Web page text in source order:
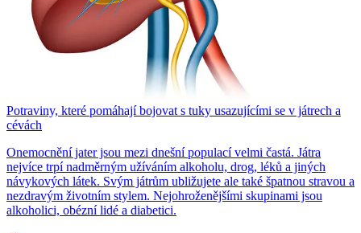
Potraviny, které pomáhají bojovat s tuky usazujícími se v játrech a
cévách
Onemocnění jater jsou mezi dnešní populací velmi častá. Játra
nejvíce trpí nadměrným užíváním alkoholu, drog, léků a jiných
návykových látek. Svým játrům ubližujete ale také špatnou stravou a
nezdravým životním stylem. Nejohroženějšími skupinami jsou
alkoholici, obézní lidé a diabetici.